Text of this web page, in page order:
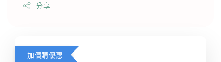
分享
加價購優惠